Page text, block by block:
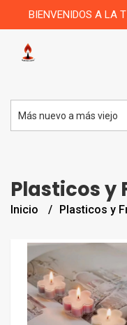
BIENVENIDOS A LA
Plasticos y
Inicio Plasticos y